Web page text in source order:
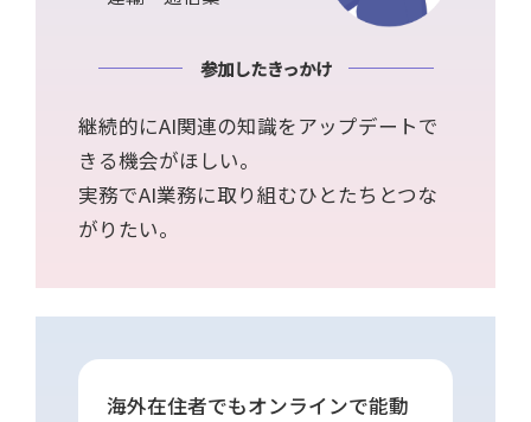
参加したきっかけ
継続的にAI関連の知識をアップデートで
きる機会がほしい。
実務でAI業務に取り組むひとたちとつな
がりたい。
海外在住者でもオンラインで能動